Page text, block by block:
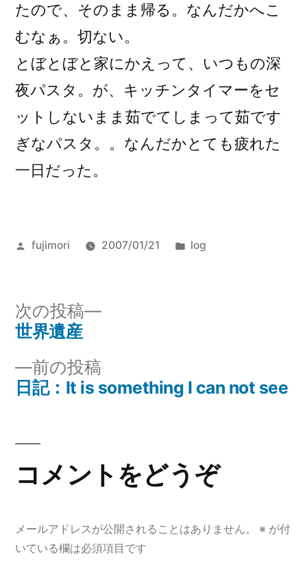
たので、そのまま帰る。なんだかへこ
むなぁ。切ない。
とぼとぼと家にかえって、いつもの深
夜パスタ。が、キッチンタイマーをセ
ットしないまま茹でてしまって茹です
ぎなパスタ。。なんだかとても疲れた
一日だった。
投
fujimori 2007/01/21
カ
log
投
稿
ナ
ビ
ゲ
シ
前の投稿
の
日記：It is something I can not see
次の投稿
次
世界遺産
コメントをどうぞ
メールアドレスが公開されることはありません。 ※ が付
いている欄は必須項目です